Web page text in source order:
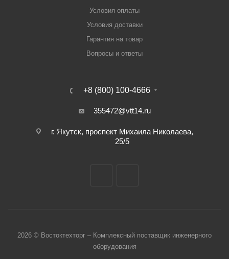
Условия оплаты
Условия доставки
Гарантия на товар
Вопросы и ответы
+8 (800) 100-4666
355472@vtt14.ru
г. Якутск, проспект Михаила Николаева,
25/5
2026 © Востоктехторг – Комплексный поставщик инженерного
оборудования